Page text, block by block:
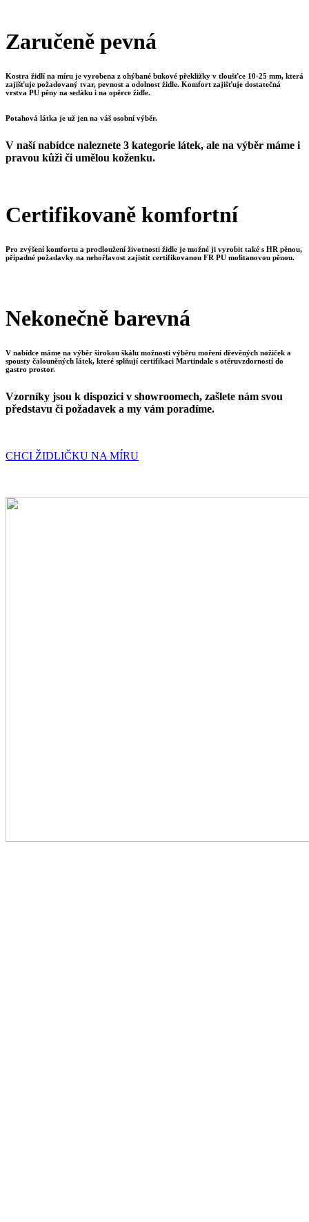
Zaručeně pevná
Kostra židlí na míru je vyrobena z ohýbané bukové překližky v tloušťce 10-25 mm, která
zajišťuje požadovaný tvar, pevnost a odolnost židle. Komfort zajišťuje dostatečná
vrstva PU pěny na sedáku i na opěrce židle.
Potahová látka je už jen na váš osobní výběr.
V naší nabídce naleznete 3 kategorie látek, ale na výběr máme i
pravou kůži či umělou koženku.
Certifikovaně komfortní
Pro zvýšení komfortu a prodloužení životnosti židle je možné ji vyrobit také s HR pěnou,
případné požadavky na nehořlavost zajistit certifikovanou FR PU molitanovou pěnou.
Nekonečně barevná
V nabídce máme na výběr širokou škálu možnosti výběru moření dřevěných nožiček a
spousty čalouněných látek, které splňují certifikaci Martindale s otěruvzdorností do
gastro prostor.
Vzorníky jsou k dispozici v showroomech, zašlete nám svou
představu či požadavek a my vám poradíme.
CHCI ŽIDLIČKU NA MÍRU